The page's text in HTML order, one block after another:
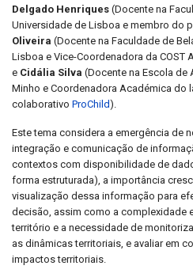
Delgado Henriques (Docente na
Universidade de Lisboa e membro do
Oliveira (Docente na Faculdade de
Lisboa e Vice-Coordenadora da COST
e Cidália Silva (Docente na Escola de
Minho e Coordenadora Académica do
colaborativo ProChild).
Este tema considera a emergência de
integração e comunicação de
contextos com disponibilidade de
forma estruturada), a importância
visualização dessa informação para
decisão, assim como a complexidade
território e a necessidade de
as dinâmicas territoriais, e avaliar em
impactos territoriais.